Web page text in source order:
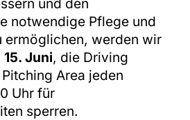
und den
notwendige Pflege und
ermöglichen, werden wir
Juni, die Driving
Area jeden
Uhr für
sperren.